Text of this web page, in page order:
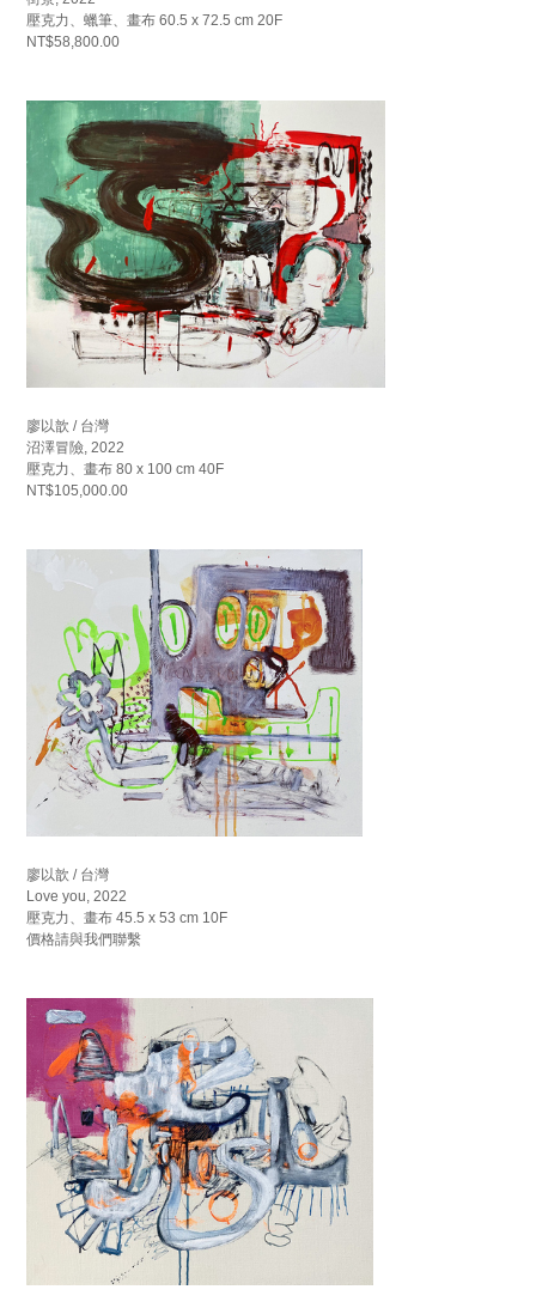
壓克力、蠟筆、畫布 60.5 x 72.5 cm 20F
NT$58,800.00
廖以歆 / 台灣
沼澤冒險, 2022
壓克力、畫布 80 x 100 cm 40F
NT$105,000.00
廖以歆 / 台灣
Love you, 2022
壓克力、畫布 45.5 x 53 cm 10F
價格請與我們聯繫